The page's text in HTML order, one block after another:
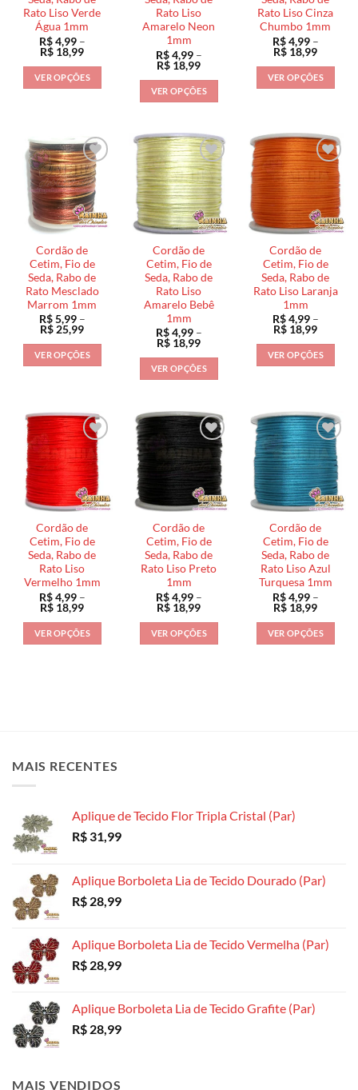
página
do
produto
página
do
produto
página
do
produto
Rato Liso Verde
Água 1mm
R$4,99 –
R$ 18,99Faixa
preço:
R$ 4,99
através
VER OPÇÕES
várias
variantes.
As
opções
podem
ser
escolhidas
na
página
do
produto
Rato Liso
Amarelo Neon
1mm
R$4,99 –
R$ 18,99Faixa
preço:
R$ 4,99
através
VER OPÇÕES
tem
várias
variantes.
As
opções
podem
ser
escolhidas
na
página
do
produto
Rato Liso Cinza
Chumbo 1mm
R$4,99 –
R$ 18,99Faixa
preço:
R$ 4,99
através
VER OPÇÕES
várias
variantes.
As
opções
podem
ser
escolhidas
na
página
do
produto
Cordão de
Cetim, Fio de
Seda, Rabo de
Rato Mesclado
Marrom 1mm
R$5,99 –
R$ 25,99Faixa
preço:
R$ 5,99
através
VER OPÇÕES
várias
variantes.
As
opções
podem
ser
escolhidas
na
página
do
produto
Cordão de
Cetim, Fio de
Seda, Rabo de
Rato Liso
Amarelo Bebê
1mm
R$4,99 –
R$ 18,99Faixa
preço:
R$ 4,99
através
VER OPÇÕES
tem
várias
variantes.
As
opções
podem
ser
escolhidas
na
página
do
produto
Cordão de
Cetim, Fio de
Seda, Rabo de
Rato Liso Laranja
1mm
R$4,99 –
R$ 18,99Faixa
preço:
R$ 4,99
através
VER OPÇÕES
várias
variantes.
As
opções
podem
ser
escolhidas
na
página
do
produto
Cordão de
Cetim, Fio de
Seda, Rabo de
Rato Liso
Vermelho 1mm
R$4,99 –
R$ 18,99Faixa
preço:
R$ 4,99
através
VER OPÇÕES
podem
na
página
Cordão de
Cetim, Fio de
Seda, Rabo de
Rato Liso Preto
1mm
R$4,99 –
R$ 18,99Faixa
preço:
R$ 4,99
através
VER OPÇÕES
na
Cordão de
Cetim, Fio de
Seda, Rabo de
Rato Liso Azul
Turquesa 1mm
R$4,99 –
R$ 18,99Faixa
preço:
R$ 4,99
através
VER OPÇÕES
na
MAIS RECENTES
Aplique de Tecido Flor Tripla Cristal (Par)
R$ 31,99
Aplique Borboleta Lia de Tecido Dourado (Par)
R$ 28,99
Aplique Borboleta Lia de Tecido Vermelha (Par)
R$ 28,99
Aplique Borboleta Lia de Tecido Grafite (Par)
R$ 28,99
MAIS VENDIDOS